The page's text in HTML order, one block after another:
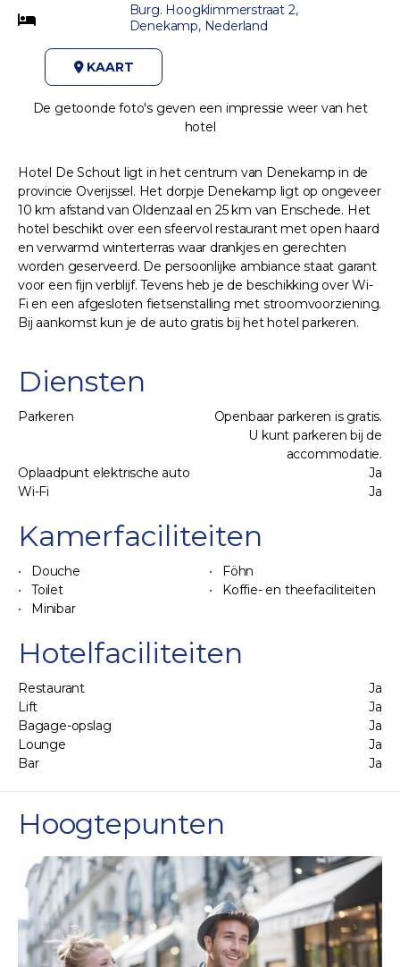
Burg. Hoogklimmerstraat 2,
Denekamp, Nederland
KAART
De getoonde foto's geven een impressie weer van het
hotel
Hotel De Schout ligt in het centrum van Denekamp in de
provincie Overijssel. Het dorpje Denekamp ligt op ongeveer
10 km afstand van Oldenzaal en 25 km van Enschede. Het
hotel beschikt over een sfeervol restaurant met open haard
en verwarmd winterterras waar drankjes en gerechten
worden geserveerd. De persoonlijke ambiance staat garant
voor een fijn verblijf. Tevens heb je de beschikking over Wi-
Fi en een afgesloten fietsenstalling met stroomvoorziening.
Bij aankomst kun je de auto gratis bij het hotel parkeren.
Diensten
Parkeren
Openbaar parkeren is gratis.
U kunt parkeren bij de
accommodatie.
Oplaadpunt elektrische auto
Ja
Wi-Fi
Ja
Kamerfaciliteiten
Douche
Föhn
Toilet
Koffie- en theefaciliteiten
Minibar
Hotelfaciliteiten
Restaurant
Ja
Lift
Ja
Bagage-opslag
Ja
Lounge
Ja
Bar
Ja
Hoogtepunten